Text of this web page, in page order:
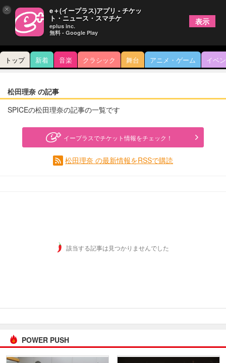
トップ 新着 音楽 クラシック 舞台 アニメ・ゲーム イベ
松田理奈 の記事
SPICEの松田理奈の記事の一覧です
イープラスでチケット情報をチェック！
松田理奈 の最新情報をRSSで購読
該当する記事は見つかりませんでした
POWER PUSH
× e＋(イープラス)アプリ - チケッ
ト・ニュース・スマチケ
eplus inc.
無料 - Google Play
表示